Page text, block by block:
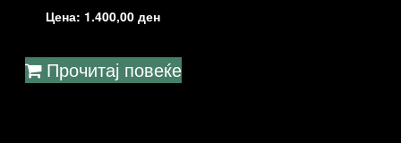
Цена: 1.400,00ден
Прочитај повеќе